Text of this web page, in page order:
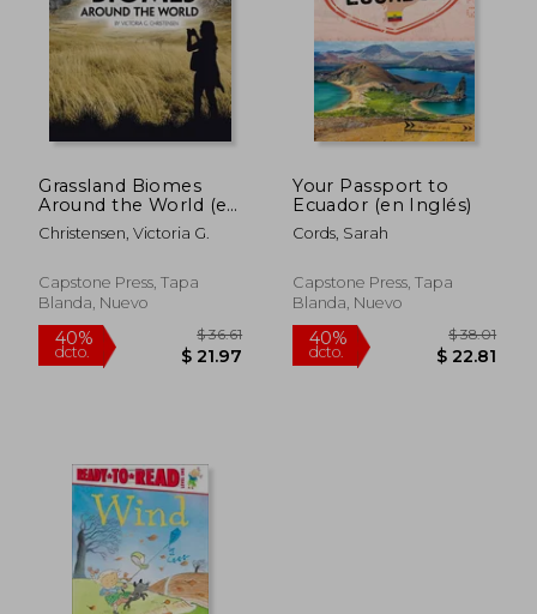
40%
dcto. $ 25.09
40%
dcto.
Grassland Biomes
Around the World (en
Inglés)
Christensen, Victoria G.
Capstone Press, Tapa
Blanda, Nuevo
Your Passport to
Ecuador (en Inglés)
Cords, Sarah
Capstone Press, Tapa
Blanda, Nuevo